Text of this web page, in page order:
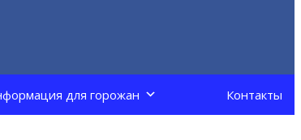
для горожан Контакты